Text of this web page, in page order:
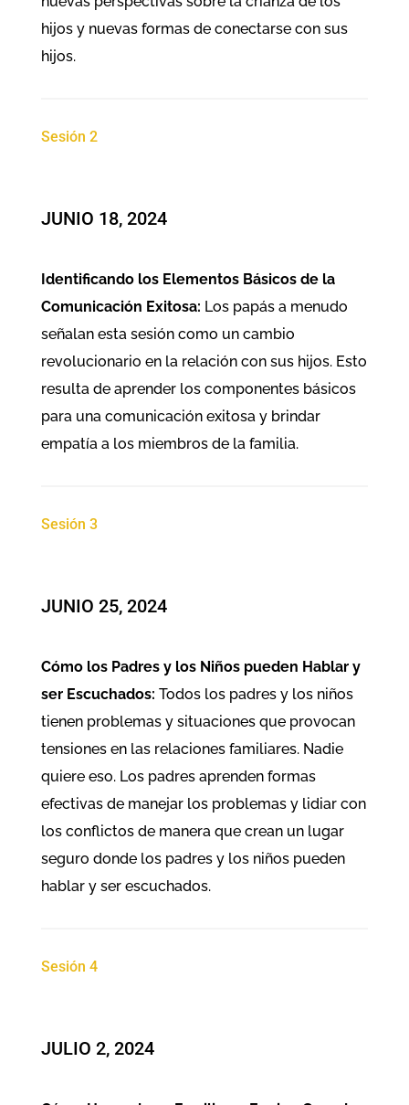
hijos y nuevas formas de conectarse con sus
hijos.
Sesión 2
JUNIO 18, 2024
Identificando los Elementos Básicos de la
Comunicación Exitosa: Los papás a menudo
señalan esta sesión como un cambio
revolucionario en la relación con sus hijos. Esto
resulta de aprender los componentes básicos
para una comunicación exitosa y brindar
empatía a los miembros de la familia.
Sesión 3
​JUNIO 25, 2024
Cómo los Padres y los Niños pueden Hablar y
ser Escuchados: Todos los padres y los niños
tienen problemas y situaciones que provocan
tensiones en las relaciones familiares. Nadie
quiere eso. Los padres aprenden formas
efectivas de manejar los problemas y lidiar con
los conflictos de manera que crean un lugar
seguro donde los padres y los niños pueden
hablar y ser escuchados.
Sesión 4
JULIO 2, 2024